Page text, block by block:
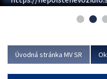
asociácie poisťovní
Viac
Úvodná stránka MV SR